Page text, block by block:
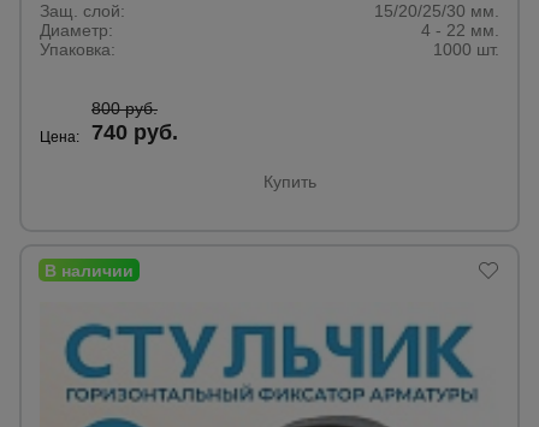
Защ. слой:
15/20/25/30 мм.
Диаметр:
4 - 22 мм.
Упаковка:
1000 шт.
Цена:
800 руб.
740 руб.
Купить